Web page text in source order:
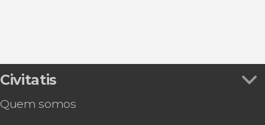
Civitatis
Quem somos